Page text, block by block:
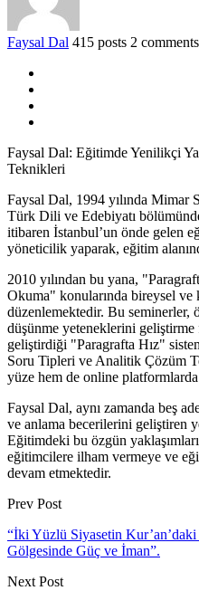
Faysal Dal 415 posts 2 comments
Faysal Dal: Eğitimde Yenilikçi
Teknikleri
Faysal Dal, 1994 yılında Mimar
Türk Dili ve Edebiyatı
itibaren İstanbul’un önde gelen
yöneticilik yaparak, eğitim
2010 yılından bu yana,
Okuma" konularında bireysel ve
düzenlemektedir. Bu seminerler,
düşünme yeteneklerini geliştirme
geliştirdiği "Paragrafta Hız"
Soru Tipleri ve Analitik Çözüm
yüze hem de online
Faysal Dal, aynı zamanda beş
ve anlama becerilerini geliştiren
Eğitimdeki bu özgün
eğitimcilere ilham vermeye ve
devam etmektedir.
Prev Post
“İki Yüzlü Siyasetin Kur’an’daki
Gölgesinde Güç ve İman”.
Next Post